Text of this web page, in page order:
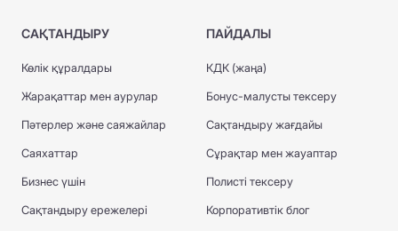
САҚТАНДЫРУ
Көлік құралдары
Жарақаттар мен аурулар
Пәтерлер және саяжайлар
Саяхаттар
Бизнес үшін
Сақтандыру ережелері
ПАЙДАЛЫ
КДК (жаңа)
Бонус-малусты тексеру
Сақтандыру жағдайы
Сұрақтар мен жауаптар
Полисті тексеру
Корпоративтік блог